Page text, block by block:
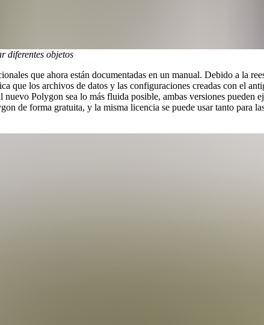
diferentes objetos
que ahora están documentadas en un manual. Debido a la
que los archivos de datos y las configuraciones creadas con el
Polygon sea lo más fluida posible, ambas versiones pueden
de forma gratuita, y la misma licencia se puede usar tanto para